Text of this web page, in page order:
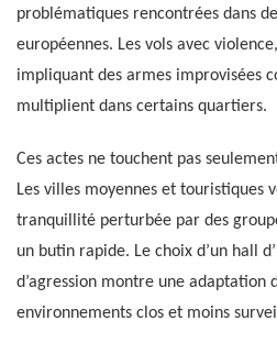
problématiques rencontrées dans
européennes. Les vols avec
impliquant des armes improvisées
multiplient dans certains quartiers.
Ces actes ne touchent pas
Les villes moyennes et touristiques
tranquillité perturbée par des
un butin rapide. Le choix d’un hall
d’agression montre une adaptation
environnements clos et moins